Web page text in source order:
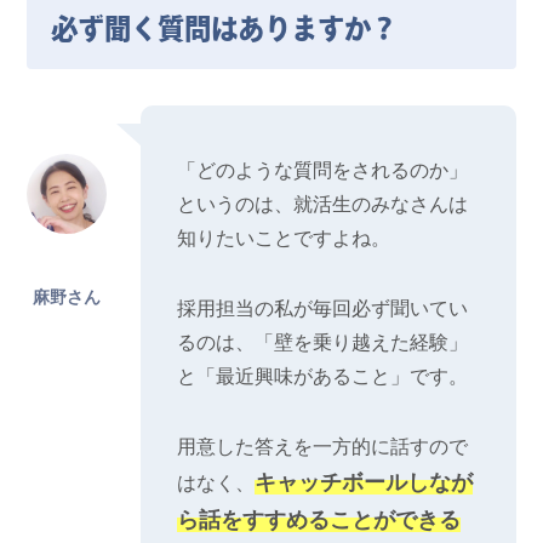
必ず聞く質問はありますか？
麻野さん
「どのような質問をされるのか」
というのは、就活生のみなさんは
知りたいことですよね。
採用担当の私が毎回必ず聞いてい
るのは、「壁を乗り越えた経験」
と「最近興味があること」です。
用意した答えを一方的に話すので
はなく、キャッチボールしなが
ら話をすすめることができる